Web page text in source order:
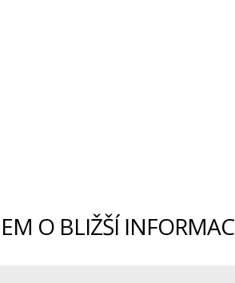
O BLIŽŠÍ